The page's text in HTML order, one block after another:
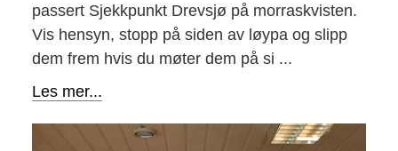
passert Sjekkpunkt Drevsjø på morraskvisten.
Vis hensyn, stopp på siden av løypa og slipp
dem frem hvis du møter dem på si ...
Les mer...